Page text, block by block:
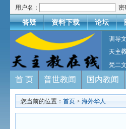
用户名： 密
答疑 资料下载 论坛
训导
天主
梵二
首 页 普世教闻 国内教闻
您当前的位置： 首页 > 海外华人